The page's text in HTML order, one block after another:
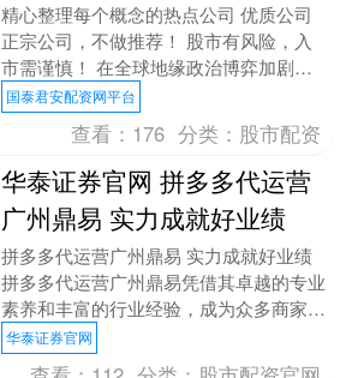
精心整理每个概念的热点公司 优质公司
正宗公司，不做推荐！ 股市有风险，入
市需谨慎！ 在全球地缘政治博弈加剧、
国防现代化建设加速的背景下，有色金属
与军工的深度融....
国泰君安配资网平台
查看： 176 分类： 股市配资
华泰证券官网 拼多多代运营
广州鼎易 实力成就好业绩
拼多多代运营广州鼎易 实力成就好业绩
拼多多代运营广州鼎易凭借其卓越的专业
素养和丰富的行业经验，成为众多商家信
赖的合作伙伴。他们深知拼多多平台的规
则和算法，能够....
华泰证券官网